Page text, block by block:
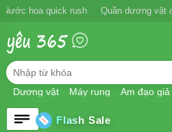
Nước hoa quick rush Quần dương vật
Dương vật Máy rung Âm đạo giả
Flash Sale